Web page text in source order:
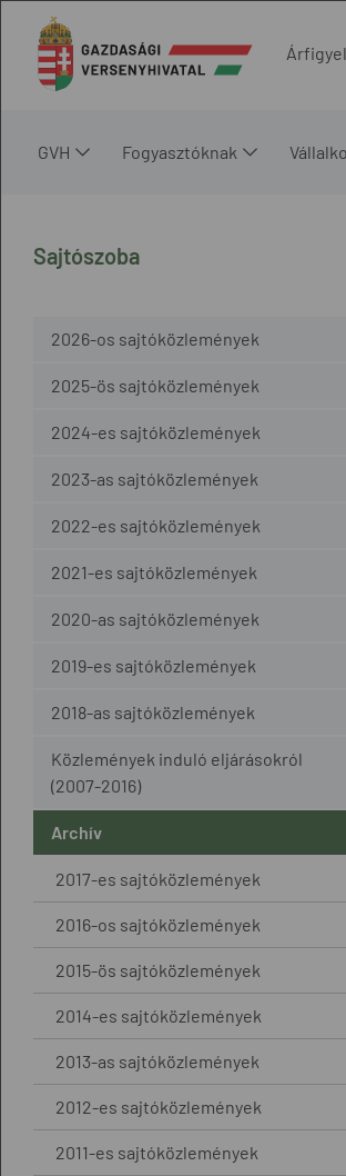
GVH Fogyasztóknak
Sajtószoba
2026-os sajtóközlemények
2025-ös sajtóközlemények
2024-es sajtóközlemények
2023-as sajtóközlemények
2022-es sajtóközlemények
2021-es sajtóközlemények
2020-as sajtóközlemények
2019-es sajtóközlemények
2018-as sajtóközlemények
Közlemények induló eljárásokról
(2007-2016)
Archív
2017-es sajtóközlemények
2016-os sajtóközlemények
2015-ös sajtóközlemények
2014-es sajtóközlemények
2013-as sajtóközlemények
2012-es sajtóközlemények
2011-es sajtóközlemények